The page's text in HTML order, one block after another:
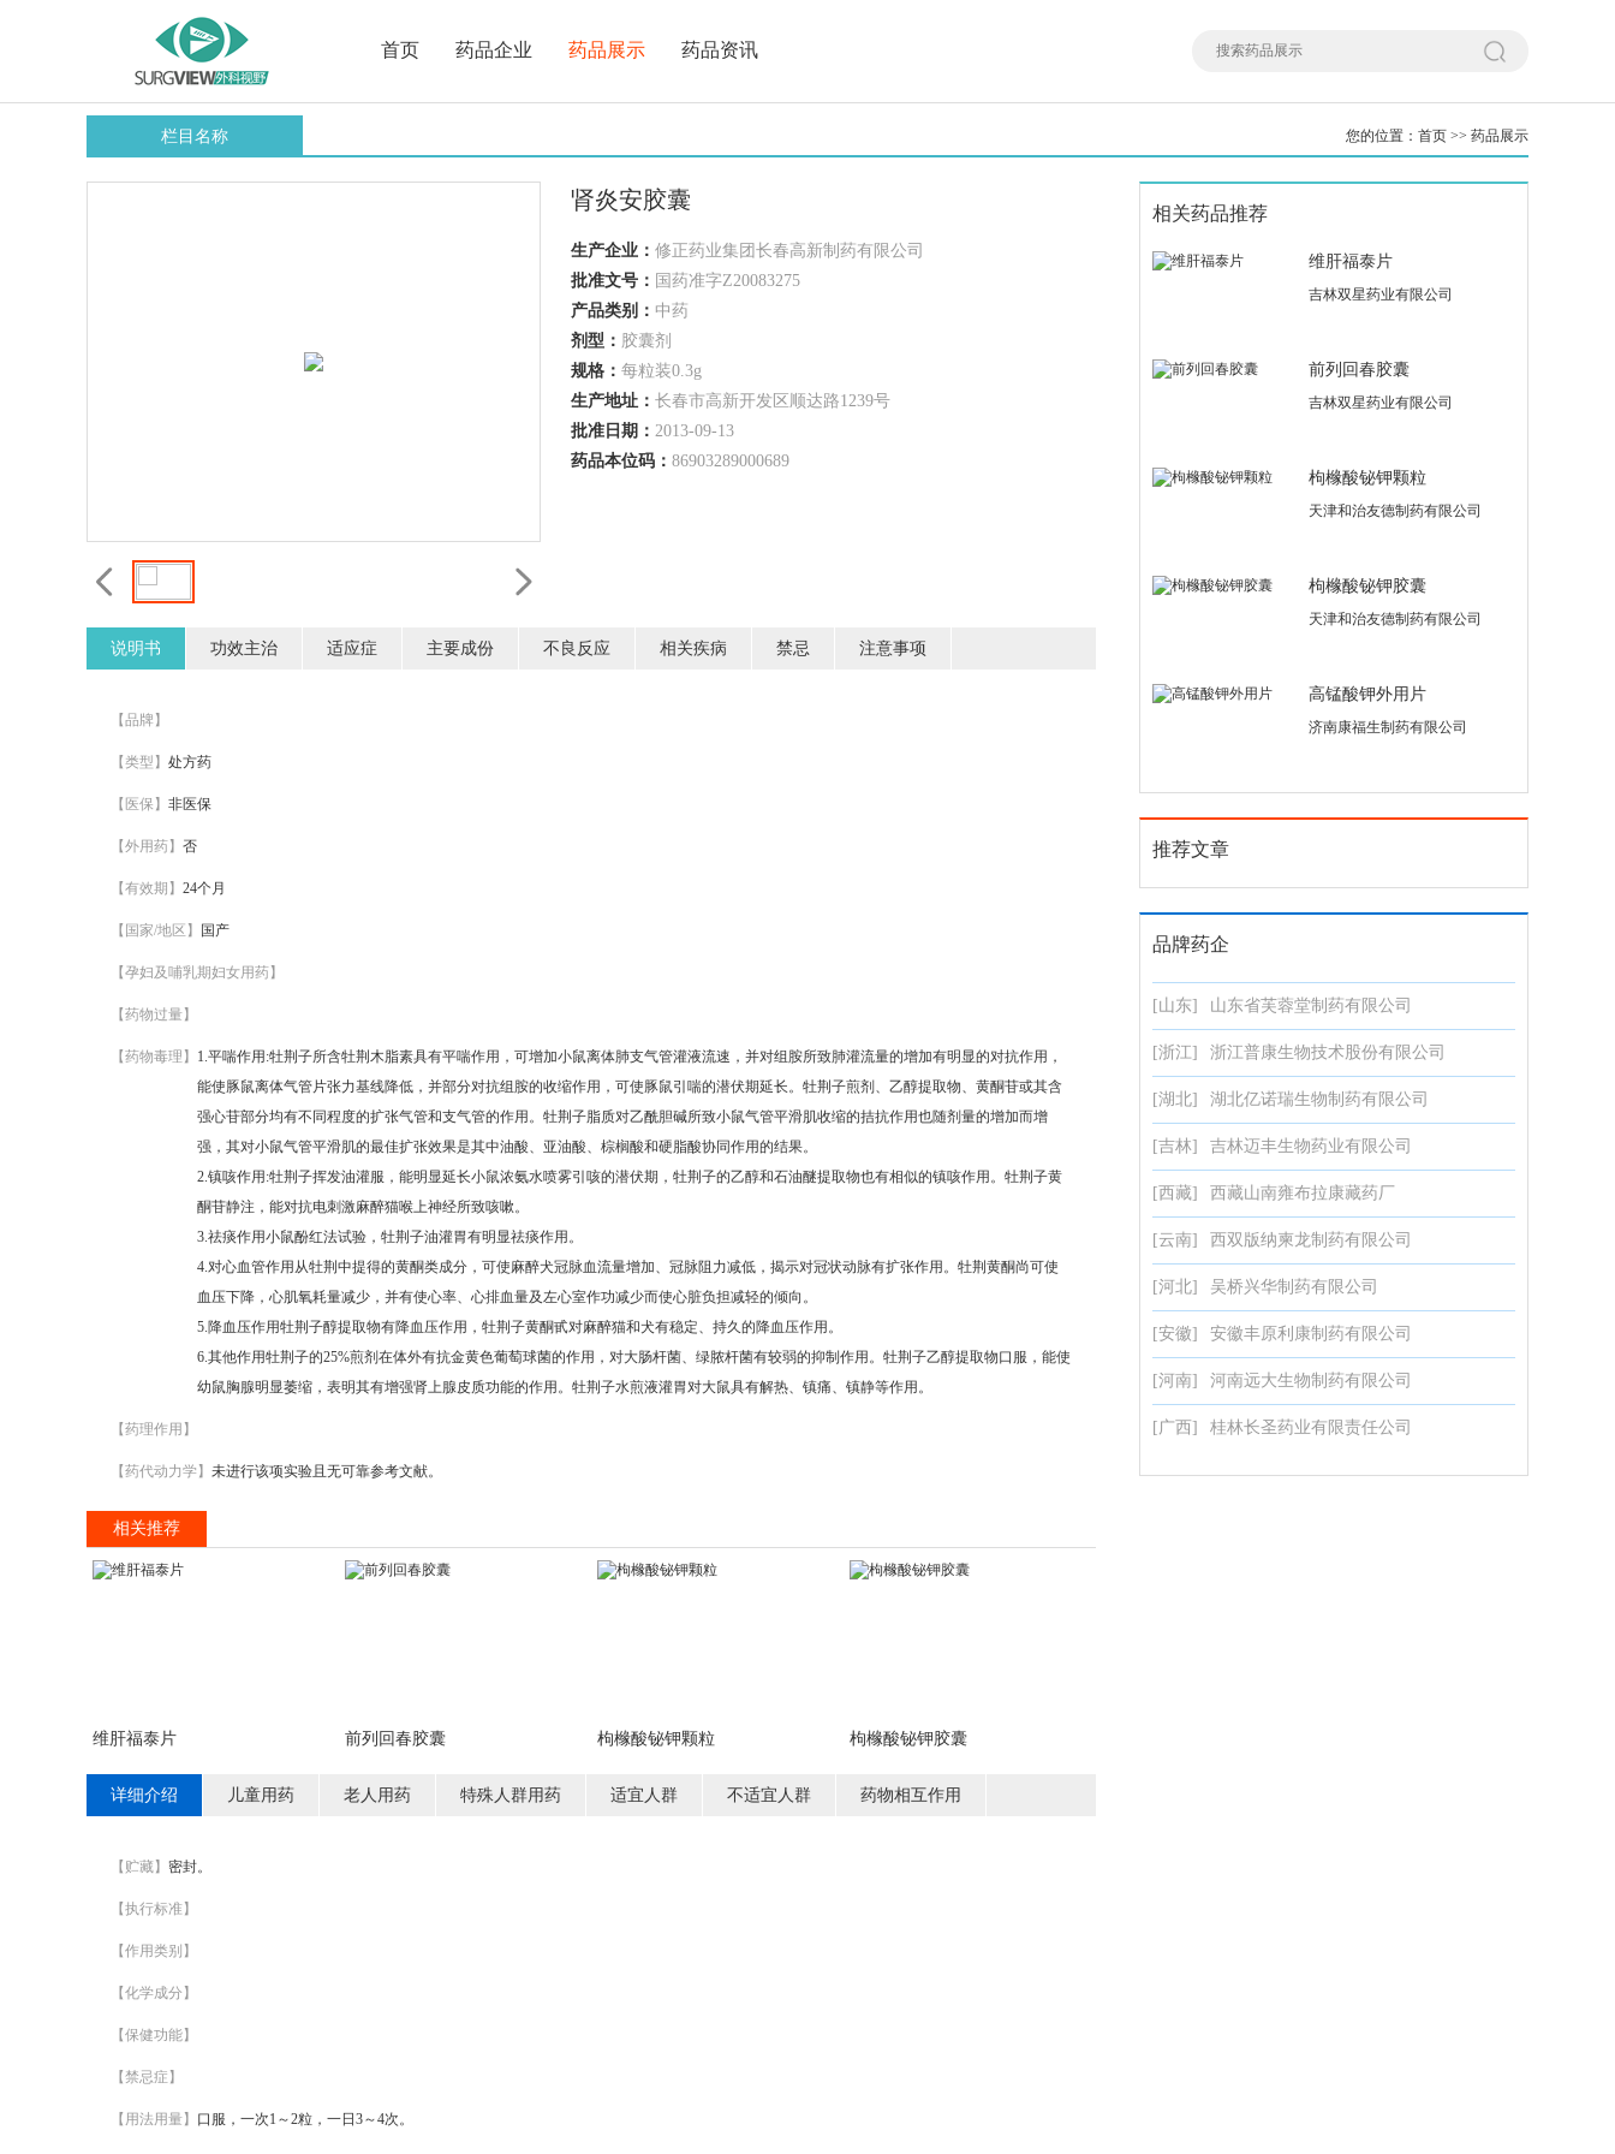
首页 药品企业 药品展示 药品资讯
栏目名称 您的位置： 首页 >> 药品展示
肾炎安胶囊
生产企业：修正药业集团长春高新制药有限公司
批准文号： 国药准字Z20083275
产品类别： 中药
剂型： 胶囊剂
规格：每粒装0.3g
生产地址：长春市高新开发区顺达路1239号
批准日期：2013-09-13
药品本位码：86903289000689
说明书 功效主治 适应症 主要成份 不良反应 相关疾病 禁忌 注意事项
【品牌】
【类型】 处方药
【医保】 非医保
【外用药】 否
【有效期】 24个月
【国家/地区】 国产
【孕妇及哺乳期妇女用药】
【药物过量】
【药物毒理】 1.平喘作用:牡荆子所含牡荆木脂素具有平喘作用，可增加小鼠离体肺支气管灌液流速，并对组胺所致肺灌流量的增加有明显的对抗作用，
能使豚鼠离体气管片张力基线降低，并部分对抗组胺的收缩作用，可使豚鼠引喘的潜伏期延长。牡荆子煎剂、乙醇提取物、黄酮苷或其含
强心苷部分均有不同程度的扩张气管和支气管的作用。牡荆子脂质对乙酰胆碱所致小鼠气管平滑肌收缩的拮抗作用也随剂量的增加而增
强，其对小鼠气管平滑肌的最佳扩张效果是其中油酸、亚油酸、棕榈酸和硬脂酸协同作用的结果。
2.镇咳作用:牡荆子挥发油灌服，能明显延长小鼠浓氨水喷雾引咳的潜伏期，牡荆子的乙醇和石油醚提取物也有相似的镇咳作用。牡荆子黄
酮苷静注，能对抗电刺激麻醉猫喉上神经所致咳嗽。
3.祛痰作用小鼠酚红法试验，牡荆子油灌胃有明显祛痰作用。
4.对心血管作用从牡荆中提得的黄酮类成分，可使麻醉犬冠脉血流量增加、冠脉阻力减低，揭示对冠状动脉有扩张作用。牡荆黄酮尚可使
血压下降，心肌氧耗量减少，并有使心率、心排血量及左心室作功减少而使心脏负担减轻的倾向。
5.降血压作用牡荆子醇提取物有降血压作用，牡荆子黄酮甙对麻醉猫和犬有稳定、持久的降血压作用。
6.其他作用牡荆子的25%煎剂在体外有抗金黄色葡萄球菌的作用，对大肠杆菌、绿脓杆菌有较弱的抑制作用。牡荆子乙醇提取物口服，能使
幼鼠胸腺明显萎缩，表明其有增强肾上腺皮质功能的作用。牡荆子水煎液灌胃对大鼠具有解热、镇痛、镇静等作用。
【药理作用】
【药代动力学】 未进行该项实验且无可靠参考文献。
相关推荐
维肝福泰片 前列回春胶囊 枸橼酸铋钾颗粒 枸橼酸铋钾胶囊
详细介绍 儿童用药 老人用药 特殊人群用药 适宜人群 不适宜人群 药物相互作用
【贮藏】 密封。
【执行标准】
【作用类别】
【化学成分】
【保健功能】
【禁忌症】
【用法用量】 口服，一次1～2粒，一日3～4次。
相关药品推荐
维肝福泰片
吉林双星药业有限公司
前列回春胶囊
吉林双星药业有限公司
枸橼酸铋钾颗粒
天津和治友德制药有限公司
枸橼酸铋钾胶囊
天津和治友德制药有限公司
高锰酸钾外用片
济南康福生制药有限公司
推荐文章
品牌药企
[山东] 山东省芙蓉堂制药有限公司
[浙江] 浙江普康生物技术股份有限公司
[湖北] 湖北亿诺瑞生物制药有限公司
[吉林] 吉林迈丰生物药业有限公司
[西藏] 西藏山南雍布拉康藏药厂
[云南] 西双版纳柬龙制药有限公司
[河北] 吴桥兴华制药有限公司
[安徽] 安徽丰原利康制药有限公司
[河南] 河南远大生物制药有限公司
[广西] 桂林长圣药业有限责任公司